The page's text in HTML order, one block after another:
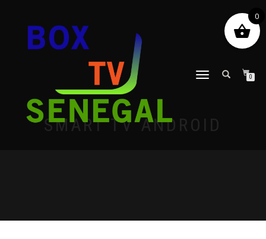
DÉPLIER
0
SMART TV ANDROID
0